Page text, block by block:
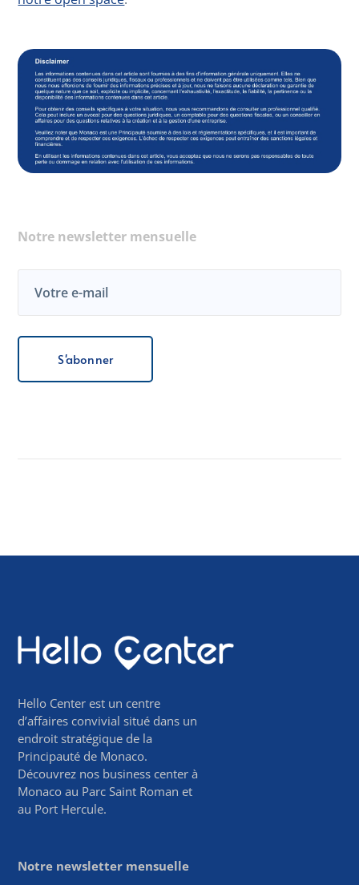
Notre newsletter mensuelle
Hello Center est un centre
d’affaires convivial situé dans un
endroit stratégique de la
Principauté de Monaco.
Découvrez nos business center à
Monaco au Parc Saint Roman et
au Port Hercule.
Notre newsletter mensuelle